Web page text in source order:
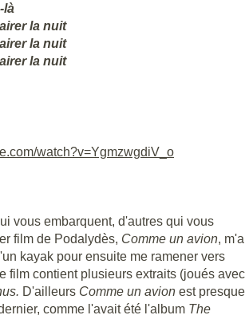
là
la nuit
la nuit
la nuit
watch?v=YgmzwgdiV_o
vous embarquent, d'autres qui vous
film de Podalydès, Comme un avion, m'a
kayak pour ensuite me ramener vers
film contient plusieurs extraits (joués avec
D'ailleurs Comme un avion est presque
comme l'avait été l'album The